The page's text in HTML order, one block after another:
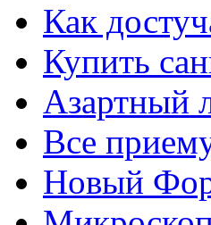
Как
Купить
Азартный
Все
Новый